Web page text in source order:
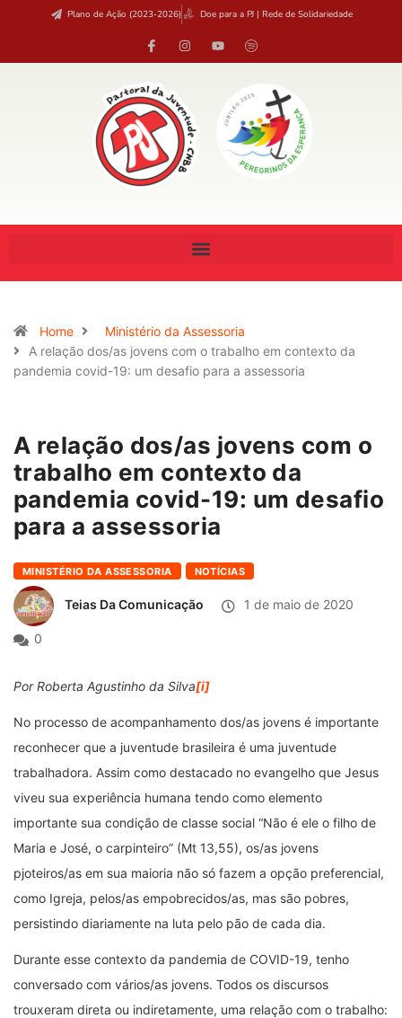
Plano de Ação (2023-2026) Doe para a PJ | Rede de Solidariedade
Home
Ministério da Assessoria
A relação dos/as jovens com o trabalho em contexto da
pandemia covid-19: um desafio para a assessoria
A relação dos/as jovens com o
trabalho em contexto da
pandemia covid-19: um desafio
para a assessoria
MINISTÉRIO DA ASSESSORIA NOTÍCIAS
Teias Da Comunicação 1 de maio de 2020
0
Por Roberta Agustinho da Silva[i]
No processo de acompanhamento dos/as jovens é importante
reconhecer que a juventude brasileira é uma juventude
trabalhadora. Assim como destacado no evangelho que Jesus
viveu sua experiência humana tendo como elemento
importante sua condição de classe social “Não é ele o filho de
Maria e José, o carpinteiro” (Mt 13,55), os/as jovens
pjoteiros/as em sua maioria não só fazem a opção preferencial,
como Igreja, pelos/as empobrecidos/as, mas são pobres,
persistindo diariamente na luta pelo pão de cada dia.
Durante esse contexto da pandemia de COVID-19, tenho
conversado com vários/as jovens. Todos os discursos
trouxeram direta ou indiretamente, uma relação com o trabalho: